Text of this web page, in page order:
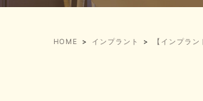
HOME インプラント 【インプラ